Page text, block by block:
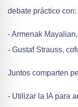
debate práctico con:
- Armenak
- Gustaf Strauss,
Juntos comparten
- Utilizar la IA para